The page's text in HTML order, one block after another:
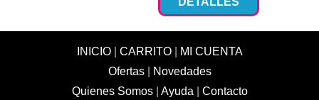
INICIO| CARRITO|
MI CUENTA
Ofertas|
Novedades
Quienes Somos| Ayuda
Contacto